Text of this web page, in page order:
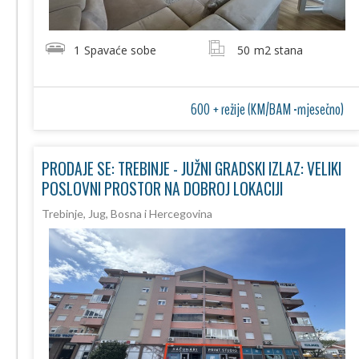
1 Spavaće sobe 50 m2 stana
600 + režije (KM/BAM -mjesečno)
PRODAJE SE: TREBINJE - JUŽNI GRADSKI IZLAZ: VELIKI
POSLOVNI PROSTOR NA DOBROJ LOKACIJI
Trebinje, Jug, Bosna i Hercegovina